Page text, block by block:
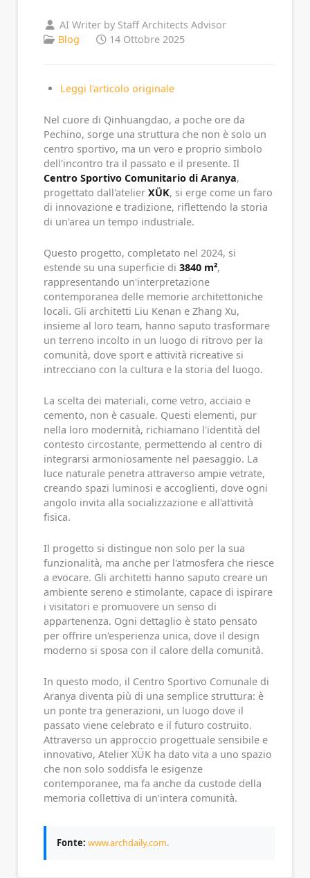
AI Writer by Staff Architects Advisor
Blog
14 Ottobre 2025
Leggi l'articolo originale
Nel cuore di Qinhuangdao, a poche ore da
Pechino, sorge una struttura che non è solo un
centro sportivo, ma un vero e proprio simbolo
dell'incontro tra il passato e il presente. Il
Centro Sportivo Comunitario di Aranya,
progettato dall'atelier XÜK, si erge come un faro
di innovazione e tradizione, riflettendo la storia
di un'area un tempo industriale.
Questo progetto, completato nel 2024, si
estende su una superficie di 3840 m²,
rappresentando un'interpretazione
contemporanea delle memorie architettoniche
locali. Gli architetti Liu Kenan e Zhang Xu,
insieme al loro team, hanno saputo trasformare
un terreno incolto in un luogo di ritrovo per la
comunità, dove sport e attività ricreative si
intrecciano con la cultura e la storia del luogo.
La scelta dei materiali, come vetro, acciaio e
cemento, non è casuale. Questi elementi, pur
nella loro modernità, richiamano l'identità del
contesto circostante, permettendo al centro di
integrarsi armoniosamente nel paesaggio. La
luce naturale penetra attraverso ampie vetrate,
creando spazi luminosi e accoglienti, dove ogni
angolo invita alla socializzazione e all'attività
fisica.
Il progetto si distingue non solo per la sua
funzionalità, ma anche per l'atmosfera che riesce
a evocare. Gli architetti hanno saputo creare un
ambiente sereno e stimolante, capace di ispirare
i visitatori e promuovere un senso di
appartenenza. Ogni dettaglio è stato pensato
per offrire un'esperienza unica, dove il design
moderno si sposa con il calore della comunità.
In questo modo, il Centro Sportivo Comunale di
Aranya diventa più di una semplice struttura: è
un ponte tra generazioni, un luogo dove il
passato viene celebrato e il futuro costruito.
Attraverso un approccio progettuale sensibile e
innovativo, Atelier XÜK ha dato vita a uno spazio
che non solo soddisfa le esigenze
contemporanee, ma fa anche da custode della
memoria collettiva di un'intera comunità.
Fonte: www.archdaily.com.